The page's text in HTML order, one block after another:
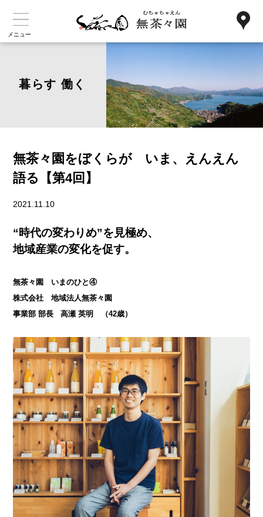
メニュー
暮らす 働く
無茶々園をぼくらが いま、えんえん
語る【第4回】
2021.11.10
“時代の変わりめ”を見極め、
地域産業の変化を促す。
無茶々園 いまのひと④
株式会社 地域法人無茶々園
事業部 部長 高瀬 英明 （42歳）